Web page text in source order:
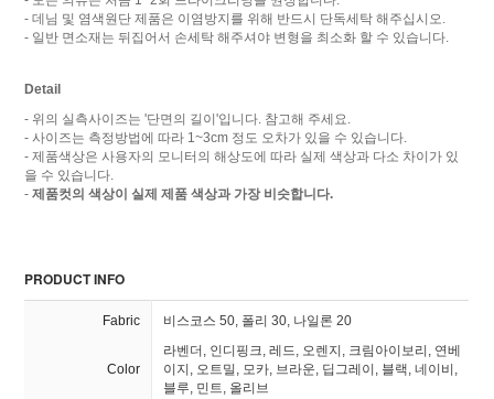
- 데님 및 염색원단 제품은 이염방지를 위해 반드시 단독세탁 해주십시오.
- 일반 면소재는 뒤집어서 손세탁 해주셔야 변형을 최소화 할 수 있습니다.
Detail
- 위의 실측사이즈는 '단면의 길이'입니다. 참고해 주세요.
- 사이즈는 측정방법에 따라 1~3cm 정도 오차가 있을 수 있습니다.
- 제품색상은 사용자의 모니터의 해상도에 따라 실제 색상과 다소 차이가 있
을 수 있습니다.
-제품컷의 색상이 실제 제품 색상과 가장 비슷합니다.
PRODUCT INFO
Fabric 비스코스 50, 폴리 30, 나일론 20
Color
라벤더, 인디핑크, 레드, 오렌지, 크림아이보리, 연베
이지, 오트밀, 모카, 브라운, 딥그레이, 블랙, 네이비,
블루, 민트, 올리브